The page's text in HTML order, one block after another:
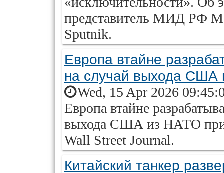
представитель МИД РФ
Sputnik.
Европа втайне
на случай выхода
Wed, 15 Apr 2026
Европа втайне
выхода США из НАТО при
Wall Street Journal.
Китайский танкер